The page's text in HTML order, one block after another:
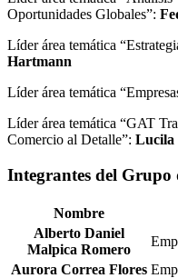
Oportunidades Globales”:
Líder área temática
Hartmann
Líder área temática
Líder área temática “GAT
Comercio al Detalle”: Lucila
Integrantes del Grupo
Nombre
Alberto Daniel
Malpica Romero
Aurora Correa Flores